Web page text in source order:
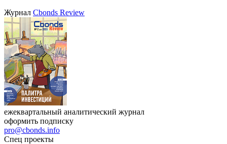
Журнал Cbonds Review
ежеквартальный аналитический журнал
оформить подписку
pro@cbonds.info
Спец проекты